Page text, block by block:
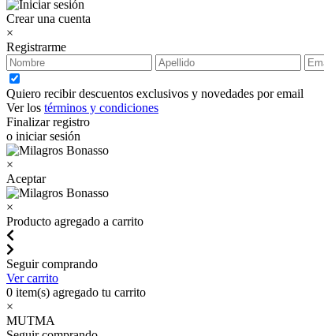
Crear una cuenta
×
Registrarme
Quiero recibir descuentos exclusivos y novedades por email
Ver los términos y condiciones
Finalizar registro
o iniciar sesión
×
Aceptar
×
Producto agregado a carrito
Seguir comprando
Ver carrito
0 item(s) agregado tu carrito
×
MUTMA